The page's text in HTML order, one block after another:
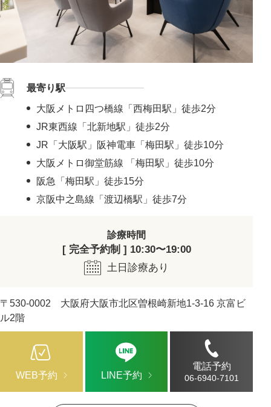
最寄り駅
大阪メトロ四つ橋線「西梅田駅」徒歩2分
JR東西線「北新地駅」徒歩2分
JR「大阪駅」阪神電車「梅田駅」徒歩10分
大阪メトロ御堂筋線 「梅田駅」徒歩10分
阪急「梅田駅」徒歩15分
京阪中之島線「渡辺橋駅」徒歩7分
診療時間
[ 完全予約制 ] 10:30〜19:00
土日診療あり
〒530-0002 大阪府大阪市北区曽根崎新地1-3-16 京富ビ
ル2階
WEB予約 LINE予約
電話予約
06-6940-7101